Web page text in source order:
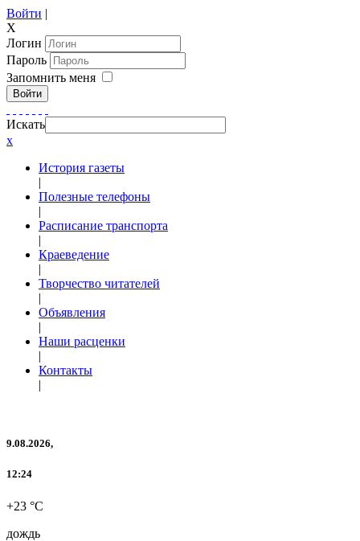
Войти |
X
Логин
Пароль
Запомнить меня
Войти
Искать
x
История газеты
|
Полезные телефоны
|
Расписание транспорта
|
Краеведение
|
Творчество читателей
|
Объявления
|
Наши расценки
|
Контакты
|
9.08.2026,
12:24
+23 °C
дождь